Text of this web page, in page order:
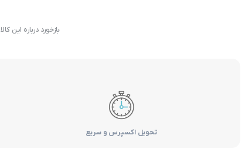
بازخورد درباره این کالا
تحویل اکسپرس و سریع